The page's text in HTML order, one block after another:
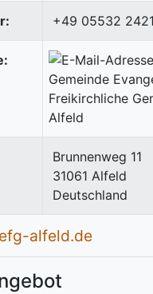
+49 05532 2421
Brunnenweg 11
31061 Alfeld
Deutschland
alfeld.de